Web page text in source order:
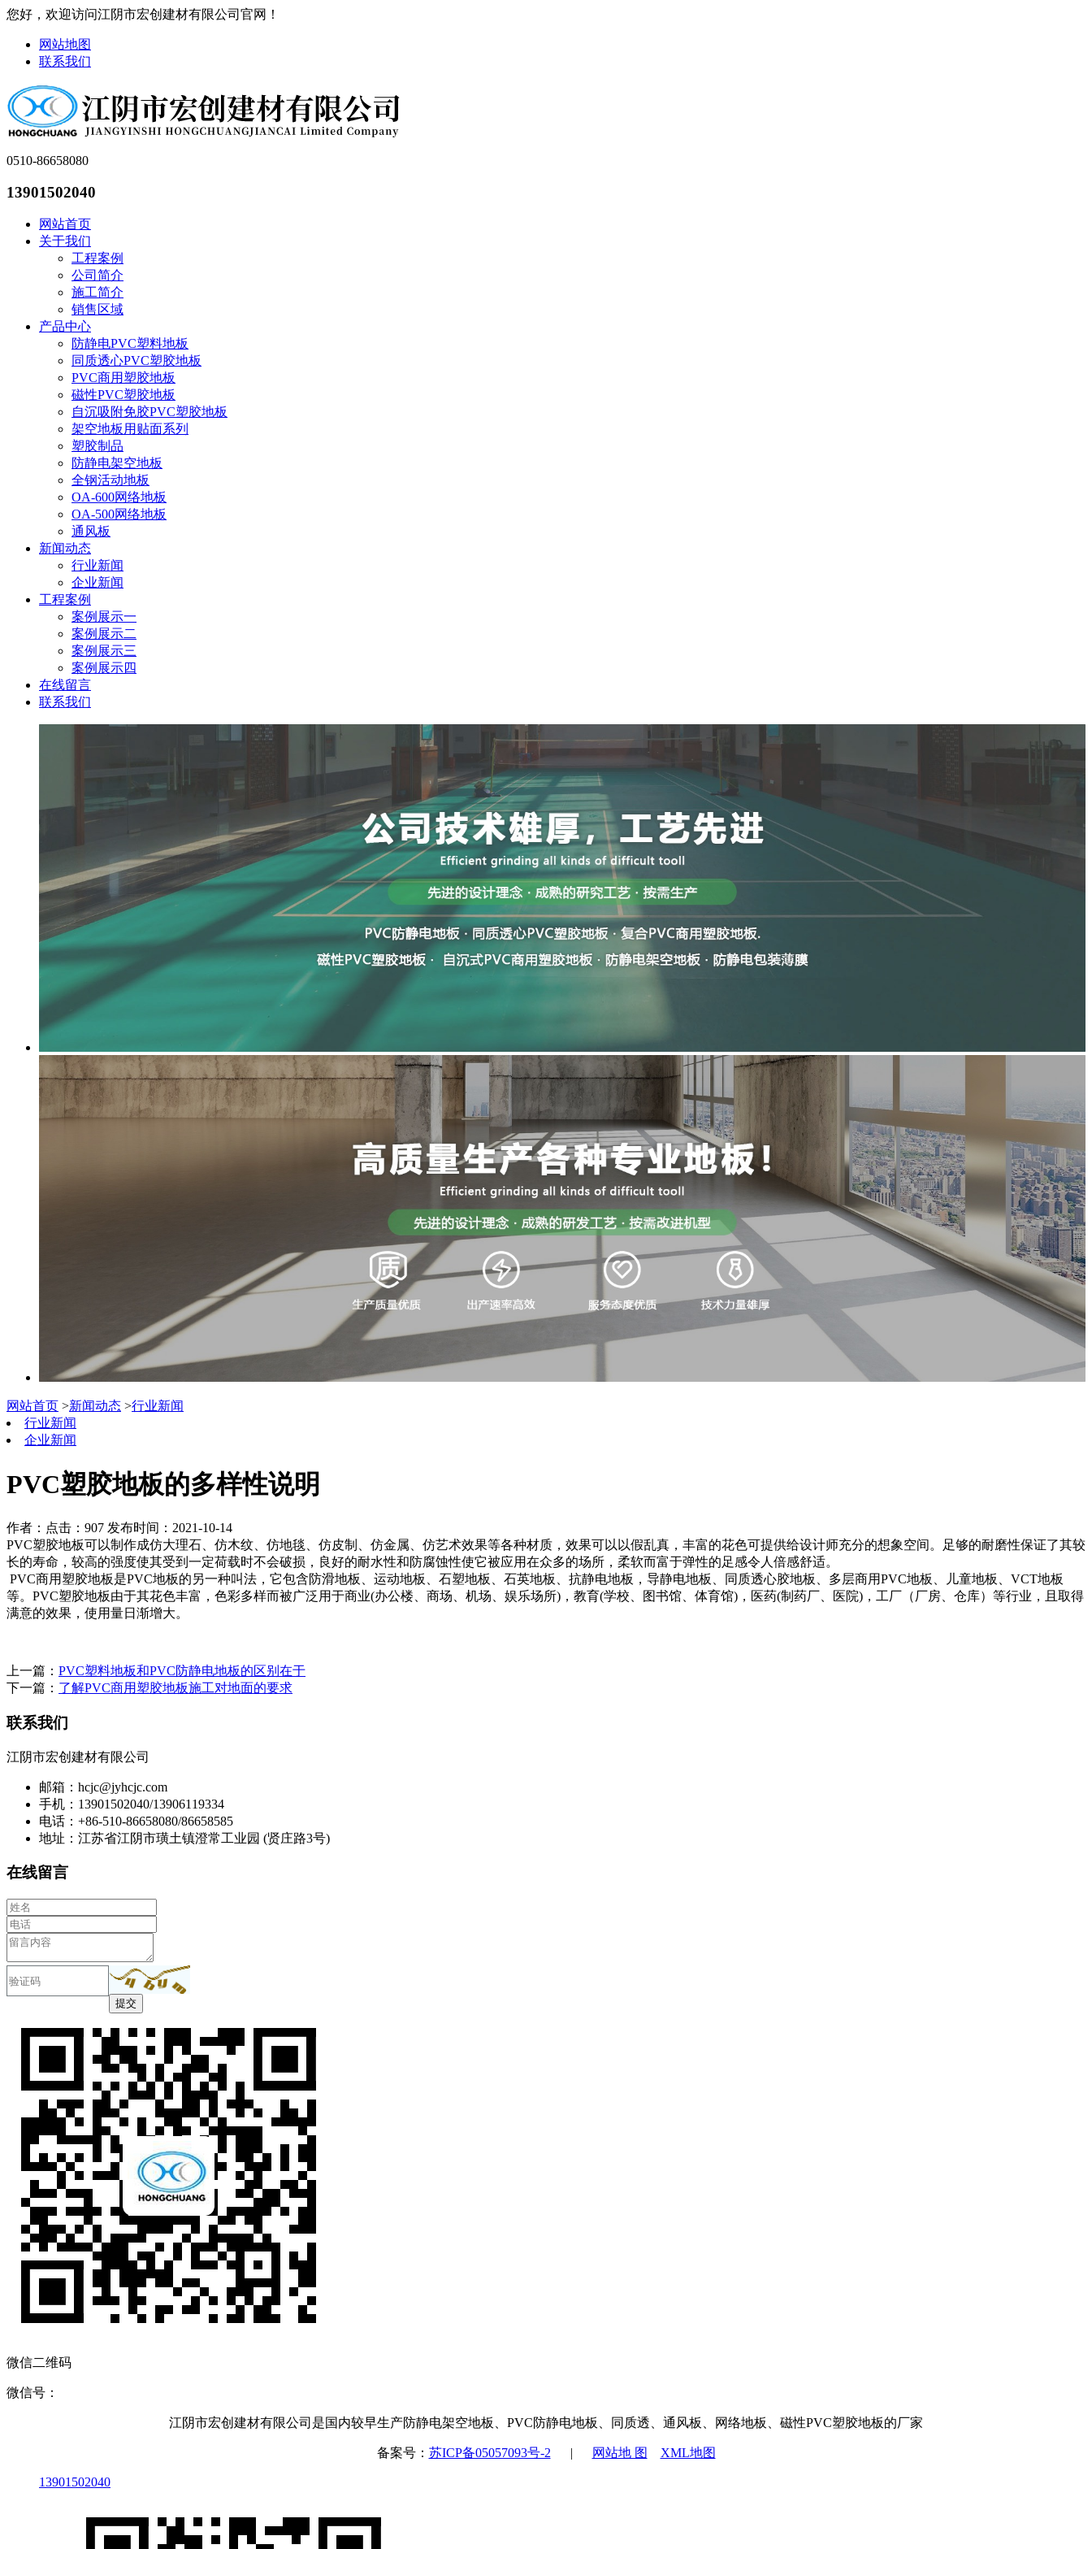
您好，欢迎访问江阴市宏创建材有限公司官网！
网站地图
联系我们
0510-86658080
13901502040
网站首页
关于我们
工程案例
公司简介
施工简介
销售区域
产品中心
防静电PVC塑料地板
同质透心PVC塑胶地板
PVC商用塑胶地板
磁性PVC塑胶地板
自沉吸附免胶PVC塑胶地板
架空地板用贴面系列
塑胶制品
防静电架空地板
全钢活动地板
OA-600网络地板
OA-500网络地板
通风板
新闻动态
行业新闻
企业新闻
工程案例
案例展示一
案例展示二
案例展示三
案例展示四
在线留言
联系我们
网站首页 >新闻动态 >行业新闻
行业新闻
企业新闻
PVC塑胶地板的多样性说明
作者： 点击：907 发布时间：2021-10-14
PVC塑胶地板可以制作成仿大理石、仿木纹、仿地毯、仿皮制、仿金属、仿艺术效果等各种材质，效果可以以假乱真，丰富的花色可提供给设计师充分的想象空间。足够的耐磨性保证了其较
长的寿命，较高的强度使其受到一定荷载时不会破损，良好的耐水性和防腐蚀性使它被应用在众多的场所，柔软而富于弹性的足感令人倍感舒适。
PVC商用塑胶地板是PVC地板的另一种叫法，它包含防滑地板、运动地板、石塑地板、石英地板、抗静电地板，导静电地板、同质透心胶地板、多层商用PVC地板、儿童地板、VCT地板
等。PVC塑胶地板由于其花色丰富，色彩多样而被广泛用于商业(办公楼、商场、机场、娱乐场所)，教育(学校、图书馆、体育馆)，医药(制药厂、医院)，工厂（厂房、仓库）等行业，且取得
满意的效果，使用量日渐增大。
上一篇： PVC塑料地板和PVC防静电地板的区别在于
下一篇： 了解PVC商用塑胶地板施工对地面的要求
联系我们
江阴市宏创建材有限公司
邮箱：hcjc@jyhcjc.com
手机：13901502040/13906119334
电话：+86-510-86658080/86658585
地址：江苏省江阴市璜土镇澄常工业园 (贤庄路3号)
在线留言
微信二维码
微信号：
江阴市宏创建材有限公司是国内较早生产防静电架空地板、PVC防静电地板、同质透、通风板、网络地板、磁性PVC塑胶地板的厂家
备案号： 苏ICP备05057093号-2 | 网站地 图 XML地图
13901502040